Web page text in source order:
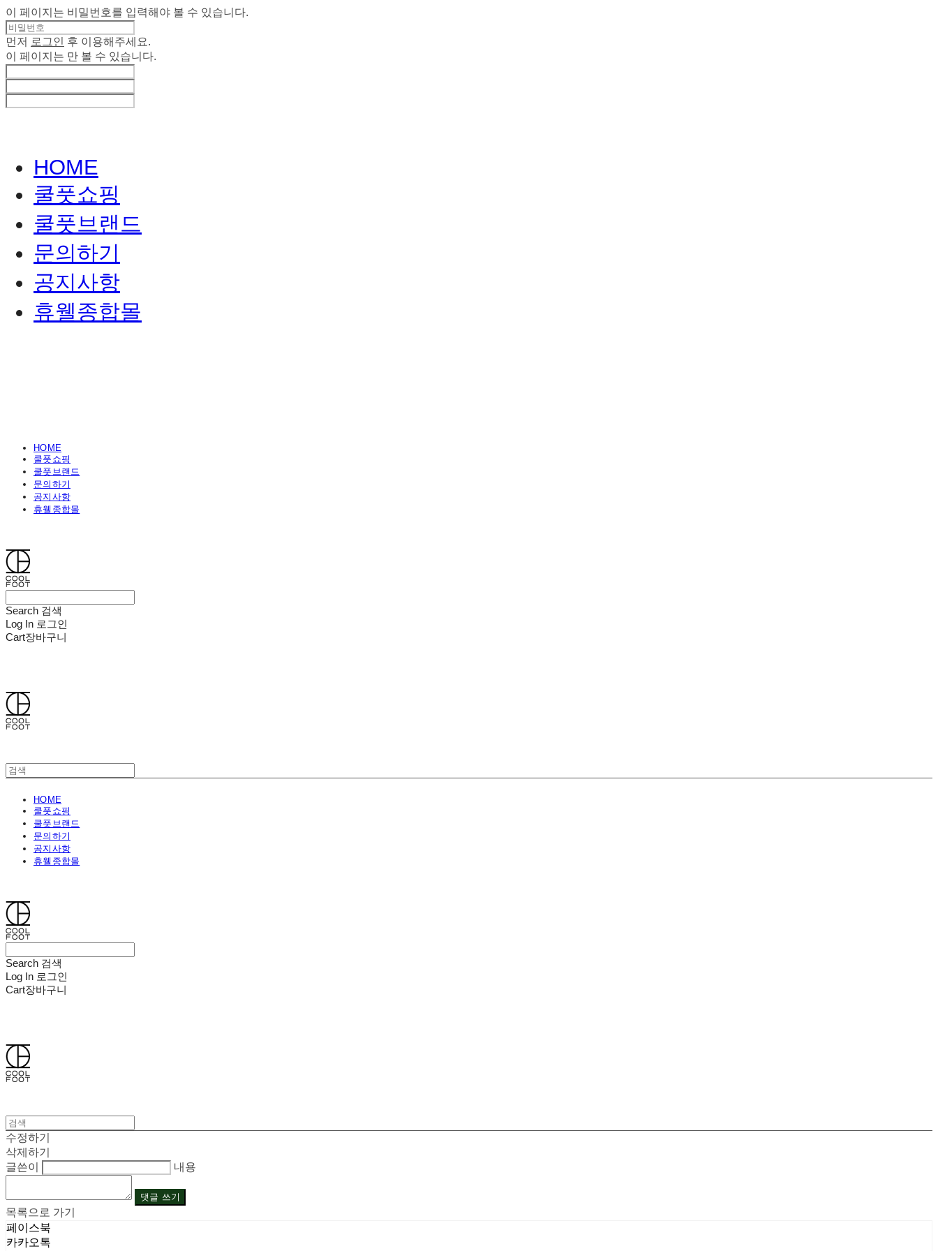
이 페이지는 비밀번호를 입력해야 볼 수 있습니다.
먼저 로그인
후 이용해주세요.
이 페이지는 만 볼 수 있습니다.
HOME
쿨풋쇼핑
쿨풋브랜드
문의하기
공지사항
휴웰종합몰
HOME
쿨풋쇼핑
쿨풋브랜드
문의하기
공지사항
휴웰종합몰
Search 검색
Log In 로그인
Cart장바구니
HOME
쿨풋쇼핑
쿨풋브랜드
문의하기
공지사항
휴웰종합몰
Search 검색
Log In 로그인
Cart장바구니
수정하기
삭제하기
글쓴이
내용
댓글 쓰기
목록으로 가기
페이스북
카카오톡